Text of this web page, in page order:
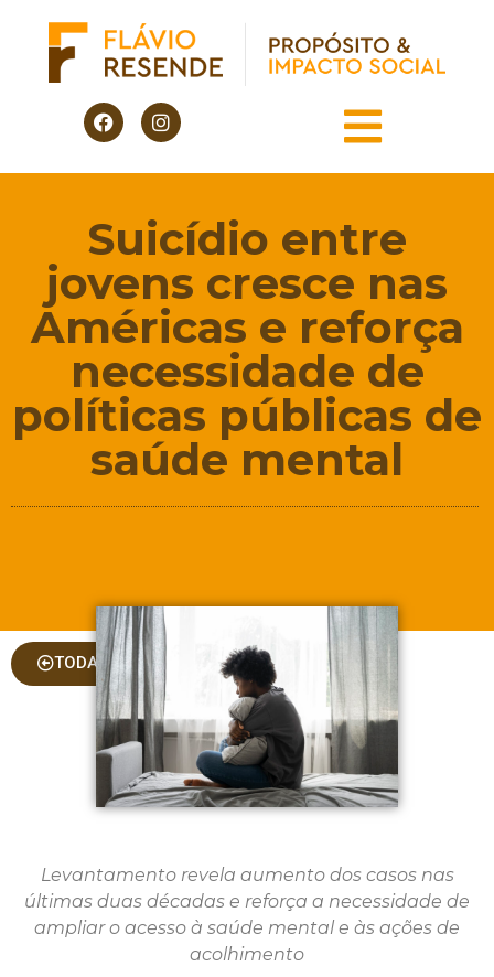
Suicídio entre
jovens cresce nas
Américas e reforça
necessidade de
políticas públicas de
saúde mental
TODAS AS COLUNAS
Levantamento revela aumento dos casos nas
últimas duas décadas e reforça a necessidade de
ampliar o acesso à saúde mental e às ações de
acolhimento